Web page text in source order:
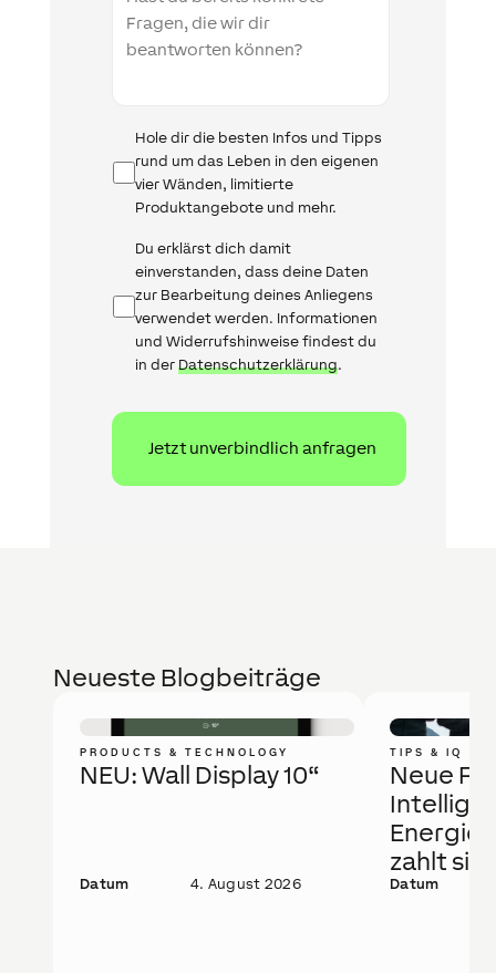
Infomail
Hole dir die besten Infos und Tipps
rund um das Leben in den eigenen
vier Wänden, limitierte
Produktangebote und mehr.
Datenschutz
Du erklärst dich damit
einverstanden, dass deine Daten
zur Bearbeitung deines Anliegens
verwendet werden. Informationen
und Widerrufshinweise findest du
in der Datenschutzerklärung.
Neueste Blogbeiträge
PRODUCTS & TECHNOLOGY
NEU: Wall Display 10“
Datum 4. August 2026
TIPS & IQ
Neue
zahlt
Datum